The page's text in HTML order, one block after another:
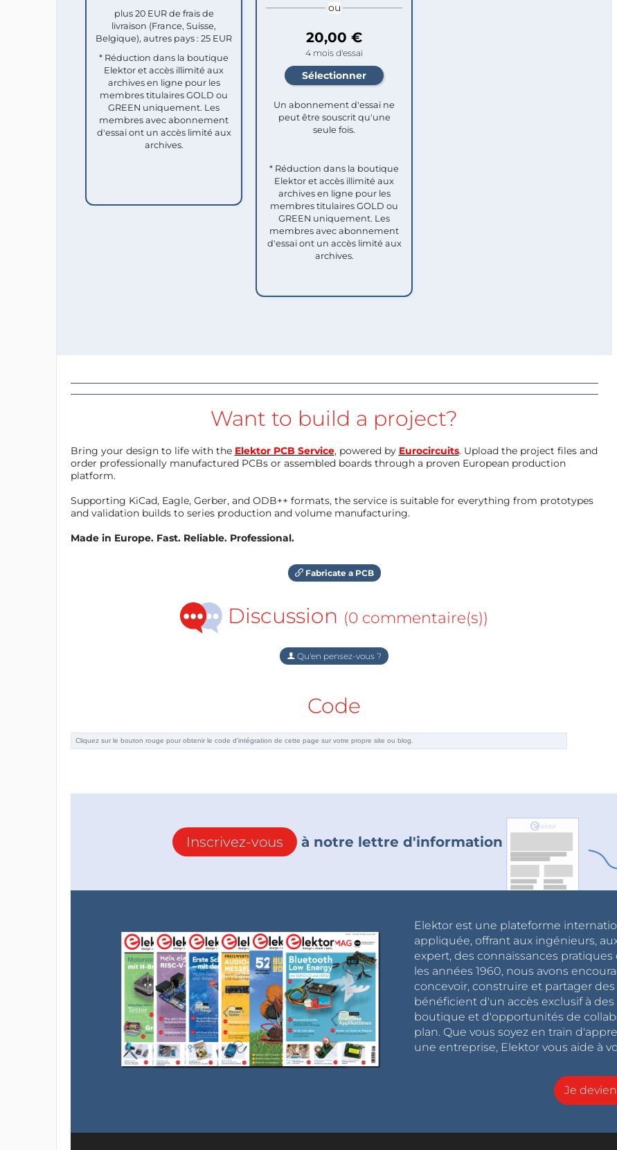
plus 20 EUR de frais de
livraison (France, Suisse,
Belgique), autres pays : 25 EUR
* Réduction dans la boutique
Elektor et accès illimité aux
archives en ligne pour les
membres titulaires GOLD ou
GREEN uniquement. Les
membres avec abonnement
d'essai ont un accès limité aux
archives.
ou
20,00 €
4 mois d'essai
Un abonnement d'essai ne
peut être souscrit qu'une
seule fois.​
* Réduction dans la boutique
Elektor et accès illimité aux
archives en ligne pour les
membres titulaires GOLD ou
GREEN uniquement. Les
membres avec abonnement
d'essai ont un accès limité aux
archives.
Want to build a project?
Bring your design to life with the Elektor PCB Service, powered by Eurocircuits. Upload the project files and
order professionally manufactured PCBs or assembled boards through a proven European production
platform.
Supporting KiCad, Eagle, Gerber, and ODB++ formats, the service is suitable for everything from prototypes
and validation builds to series production and volume manufacturing.
Made in Europe. Fast. Reliable. Professional.
Fabricate a PCB
Discussion (0 commentaire(s))
Qu'en pensez-vous ?
Code
Inscrivez-vous à notre lettre d'information
Elektor est une plateforme
appliquée, offrant aux ingénieurs,
expert, des connaissances
les années 1960, nous avons
concevoir, construire et partager
bénéficient d'un accès exclusif à
boutique et d'opportunités de
plan. Que vous soyez en train
une entreprise, Elektor vous aide à
Je